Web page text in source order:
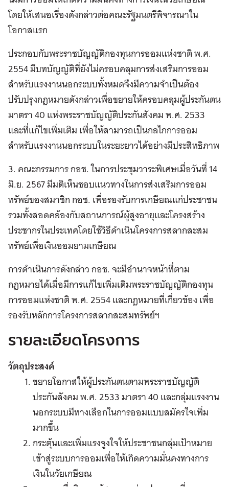
โดยให้เสนอเรื่องดังกล่าวต่อคณะรัฐมนตรีพิจารณาใน
โอกาสแรก
ประกอบกับพระราชบัญญัติกองทุนการออมแห่งชาติ พ.ศ.
2554 มีบทบัญญัติที่ยังไม่ครอบคลุมการส่งเสริมการออม
สำหรับแรงงานนอกระบบทั้งหมดจึงมีความจำเป็นต้อง
ปรับปรุงกฎหมายดังกล่าวเพื่อขยายให้ครอบคลุมผู้ประกันตน
มาตรา 40 แห่งพระราชบัญญัติประกันสังคม พ.ศ. 2533
และที่แก้ไขเพิ่มเติม เพื่อให้สามารถเป็นกลไกการออม
สำหรับแรงงานนอกระบบในระยะยาวได้อย่างมีประสิทธิภาพ
3. คณะกรรมการ กอช. ในการประชุมวาระพิเศษเมื่อวันที่ 14
มิ.ย. 2567 มีมติเห็นชอบแนวทางในการส่งเสริมการออม
ทรัพย์ของสมาชิก กอช. เพื่อรองรับการเกษียณแก่ประชาชน
รวมทั้งสอดคล้องกับสถานการณ์ผู้สูงอายุและโครงสร้าง
ประชากรในประเทศโดยใช้วิธีดำเนินโครงการสลากสะสม
ทรัพย์เพื่อเงินออมยามเกษียณ
การดำเนินการดังกล่าว กอช. จะมีอำนาจหน้าที่ตาม
กฎหมายได้เมื่อมีการแก้ไขเพิ่มเติมพระราชบัญญัติกองทุน
การออมแห่งชาติ พ.ศ. 2554 และกฎหมายที่เกี่ยวข้อง เพื่อ
รองรับหลักการโครงการสลากสะสมทรัพย์ฯ
รายละเอียดโครงการ
วัตถุประสงค์
ขยายโอกาสให้ผู้ประกันตนตามพระราชบัญญัติ
ประกันสังคม พ.ศ. 2533 มาตรา 40 และกลุ่มแรงงาน
นอกระบบมีทางเลือกในการออมแบบสมัครใจเพิ่ม
มากขึ้น
กระตุ้นและเพิ่มแรงจูงใจให้ประชาชนกลุ่มเป้าหมาย
เข้าสู่ระบบการออมเพื่อให้เกิดความมั่นคงทางการ
เงินในวัยเกษียณ